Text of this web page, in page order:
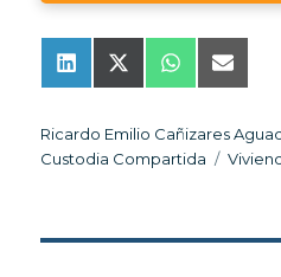
Compartir
en
L
i
k
e
d
Compartir
en
X
(
w
i
t
)
Compartir
en
W
h
t
s
A
en
E
m
i
l
Autor
Ricardo Emilio Cañizares
Custodia Compartida